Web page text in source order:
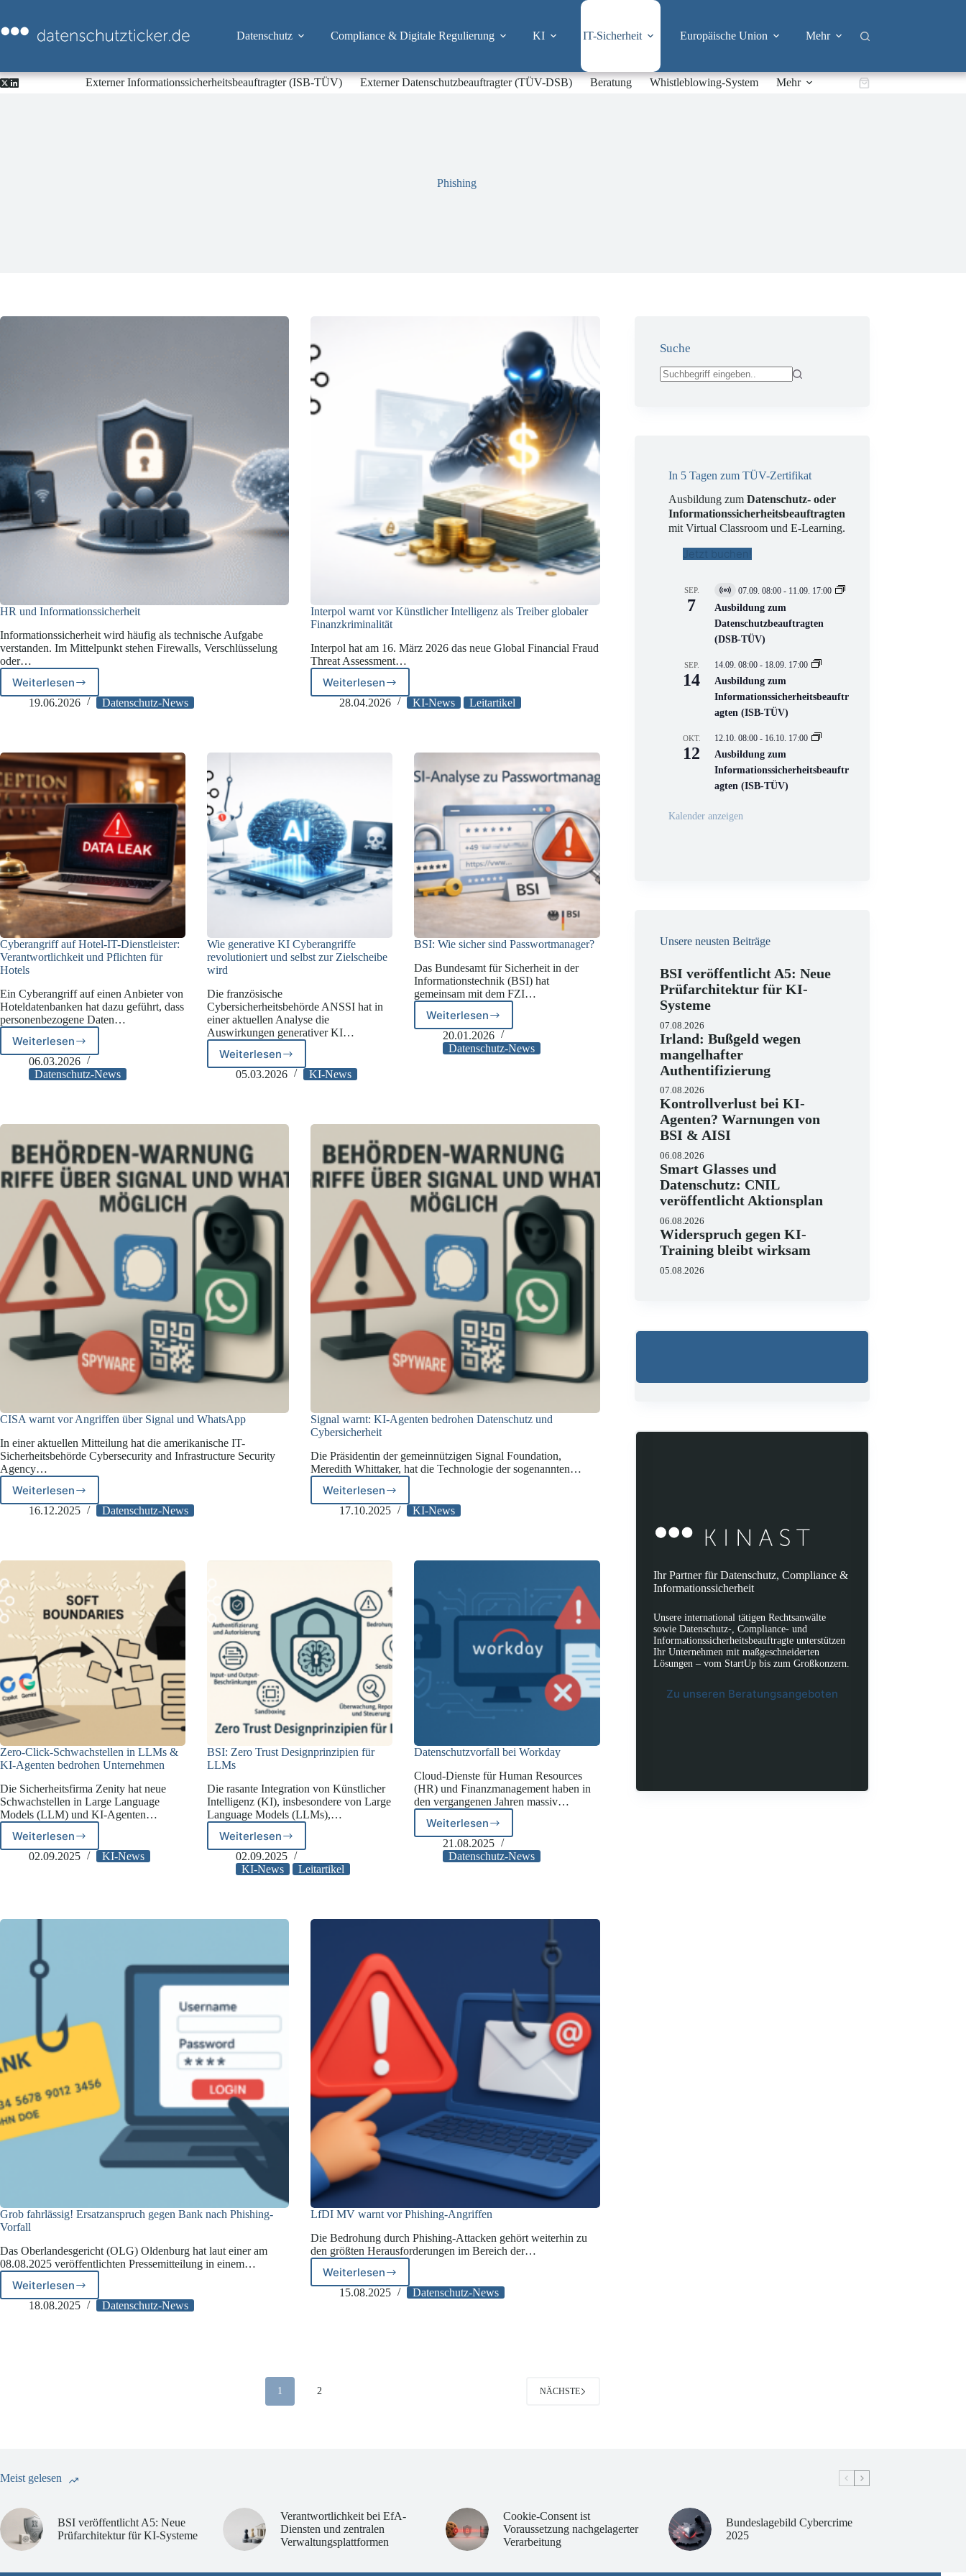
springen
Datenschutz Compliance & Digitale Regulierung KI IT-Sicherheit Europäische Union Mehr
Externer Informationssicherheitsbeauftragter (ISB-TÜV) Externer Datenschutzbeauftragter (TÜV-DSB) Beratung Whistleblowing-System Mehr Warenkorb
Phishing
HR und Informationssicherheit
Informationssicherheit wird häufig als technische Aufgabe
verstanden. Im Mittelpunkt stehen Firewalls, Verschlüsselung
oder…
Weiterlesen
HR
und
19.06.2026 Datenschutz-News
Interpol warnt vor Künstlicher Intelligenz als Treiber globaler
Finanzkriminalität
Interpol hat am 16. März 2026 das neue Global Financial Fraud
Threat Assessment…
Weiterlesen
Interpol
warnt
28.04.2026 KI-News Leitartikel
Cyberangriff auf Hotel-IT-Dienstleister:
Verantwortlichkeit und Pflichten für
Hotels
Ein Cyberangriff auf einen Anbieter von
Hoteldatenbanken hat dazu geführt, dass
personenbezogene Daten…
WeiterlesenCyberangriff
auf
Hotel-
und
Pflichten
für
Hotels
06.03.2026
Datenschutz-News
Wie generative KI Cyberangriffe
revolutioniert und selbst zur Zielscheibe
wird
Die französische
Cybersicherheitsbehörde ANSSI hat in
einer aktuellen Analyse die
Auswirkungen generativer KI…
Weiterlesen
Wie
generative
und
Zielscheibe
wird
05.03.2026 KI-News
BSI: Wie sicher sind Passwortmanager?
Das Bundesamt für Sicherheit in der
Informationstechnik (BSI) hat
gemeinsam mit dem FZI…
Weiterlesen
BSI:
Wie
sicher
20.01.2026
Datenschutz-News
CISA warnt vor Angriffen über Signal und WhatsApp
In einer aktuellen Mitteilung hat die amerikanische IT-
Sicherheitsbehörde Cybersecurity and Infrastructure Security
Agency…
Weiterlesen
CISA
warnt
Signal
und
WhatsApp
16.12.2025 Datenschutz-News
Signal warnt: KI-Agenten bedrohen Datenschutz und
Cybersicherheit
Die Präsidentin der gemeinnützigen Signal Foundation,
Meredith Whittaker, hat die Technologie der sogenannten…
Weiterlesen
Signal
warnt:
Datenschutz
Cybersicherheit
17.10.2025 KI-News
Zero-Click-Schwachstellen in LLMs &
KI-Agenten bedrohen Unternehmen
Die Sicherheitsfirma Zenity hat neue
Schwachstellen in Large Language
Models (LLM) und KI-Agenten…
Weiterlesen
Zero-
Click-
KI-
Unternehmen
02.09.2025 KI-News
BSI: Zero Trust Designprinzipien für
LLMs
Die rasante Integration von Künstlicher
Intelligenz (KI), insbesondere von Large
Language Models (LLMs),…
Weiterlesen
BSI:
Zero
Trust
02.09.2025
KI-News
Leitartikel
Datenschutzvorfall bei Workday
Cloud-Dienste für Human Resources
(HR) und Finanzmanagement haben in
den vergangenen Jahren massiv…
WeiterlesenDatenschutzvorfall
bei
Workday
21.08.2025
Datenschutz-News
Grob fahrlässig! Ersatzanspruch gegen Bank nach Phishing-
Vorfall
Das Oberlandesgericht (OLG) Oldenburg hat laut einer am
08.08.2025 veröffentlichten Pressemitteilung in einem…
Weiterlesen
Grob
fahrlässig!
18.08.2025 Datenschutz-News
LfDI MV warnt vor Phishing-Angriffen
Die Bedrohung durch Phishing-Attacken gehört weiterhin zu
den größten Herausforderungen im Bereich der…
Weiterlesen
LfDI
MV
15.08.2025 Datenschutz-News
1 2 NÄCHSTE
Suche
In 5 Tagen zum TÜV-Zertifikat
Ausbildung zumDatenschutz- oder
Informationssicherheitsbeauftragten
mit Virtual Classroom und E-Learning.
Jetzt buchen!
SEP.
7
V
i
t
u
l
V
e
r
n
s
t
a
t
n
07.09. 08:00 - 11.09. 17:00
Ausbildung zum
Datenschutzbeauftragten
(DSB-TÜV)
SEP.
14
14.09. 08:00 - 18.09. 17:00
Ausbildung zum
Informationssicherheitsbeauftr
agten (ISB-TÜV)
OKT.
12
12.10. 08:00 - 16.10. 17:00
Ausbildung zum
Informationssicherheitsbeauftr
agten (ISB-TÜV)
Kalender anzeigen
Unsere neusten Beiträge
BSI veröffentlicht A5: Neue
Prüfarchitektur für KI-
Systeme
07.08.2026
Irland: Bußgeld wegen
mangelhafter
Authentifizierung
07.08.2026
Kontrollverlust bei KI-
Agenten? Warnungen von
BSI & AISI
06.08.2026
Smart Glasses und
Datenschutz: CNIL
veröffentlicht Aktionsplan
06.08.2026
Widerspruch gegen KI-
Training bleibt wirksam
05.08.2026
Ihr Partner für Datenschutz, Compliance &
Informationssicherheit
Unsere international tätigen Rechtsanwälte
sowie Datenschutz-, Compliance- und
Informationssicherheitsbeauftragte unterstützen
Ihr Unternehmen mit maßgeschneiderten
Lösungen – vom StartUp bis zum Großkonzern.
Zu unseren Beratungsangeboten
Meist gelesen
BSI veröffentlicht A5: Neue
Prüfarchitektur für KI-Systeme
Verantwortlichkeit bei EfA-
Diensten und zentralen
Verwaltungsplattformen
Cookie-Consent ist
Voraussetzung nachgelagerter
Verarbeitung
Bundeslagebild Cybercrime
2025